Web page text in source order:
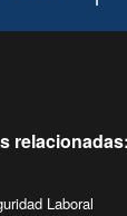
relacionadas:
Laboral